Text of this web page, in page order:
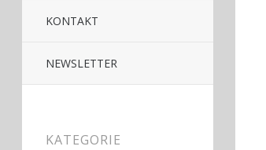
KONTAKT
NEWSLETTER
KATEGORIE